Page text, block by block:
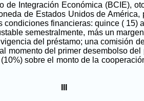
Integración Económica (BCIE),
de Estados Unidos de
financieras: quince (
semestralmente, más un
del préstamo; una comisión
momento del primer desembolso
sobre el monto de la